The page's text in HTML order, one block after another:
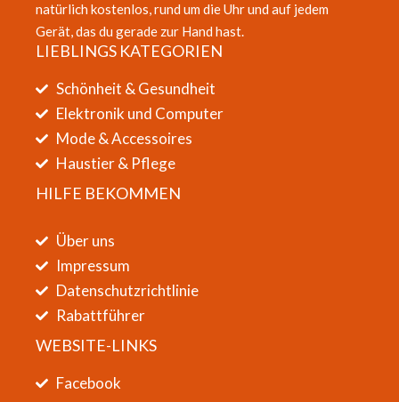
natürlich kostenlos, rund um die Uhr und auf jedem
Gerät, das du gerade zur Hand hast.
LIEBLINGS KATEGORIEN
Schönheit & Gesundheit
Elektronik und Computer
Mode & Accessoires
Haustier & Pflege
HILFE BEKOMMEN
Über uns
Impressum
Datenschutzrichtlinie
Rabattführer
WEBSITE-LINKS
Facebook